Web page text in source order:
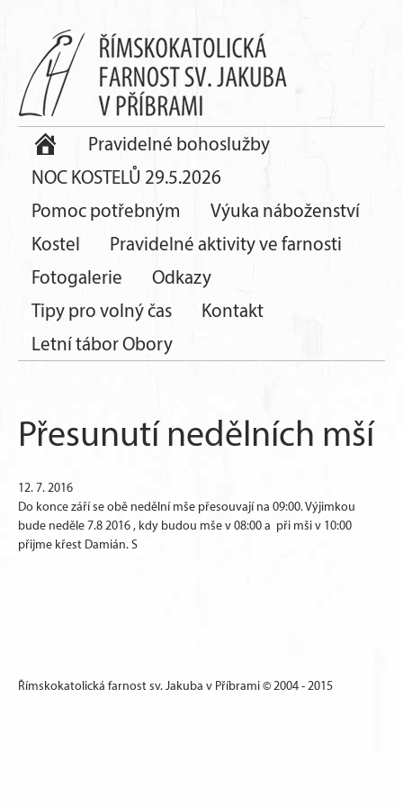
Pravidelné bohoslužby
NOC KOSTELŮ 29.5.2026
Pomoc potřebným
Výuka náboženství
Kostel
Pravidelné aktivity ve farnosti
Fotogalerie
Odkazy
Tipy pro volný čas
Kontakt
Letní tábor Obory
Přesunutí nedělních mší
12. 7. 2016
Do konce září se obě nedělní mše přesouvají na 09:00. Výjimkou
bude neděle 7.8 2016 , kdy budou mše v 08:00 a při mši v 10:00
přijme křest Damián. S
Římskokatolická farnost sv. Jakuba v Příbrami © 2004 - 2015